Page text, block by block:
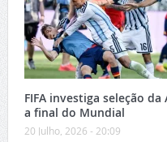
FIFA investiga seleção
a final do Mundial
20 Julho, 2026 - 20:09